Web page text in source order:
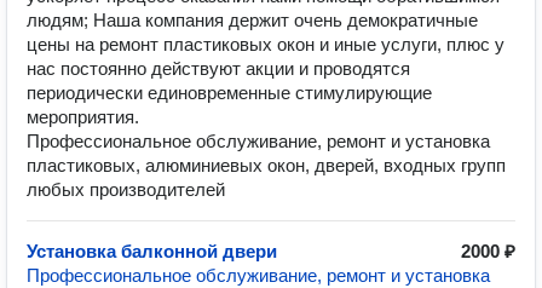
людям; Наша компания держит очень демократичные
цены на ремонт пластиковых окон и иные услуги, плюс у
нас постоянно действуют акции и проводятся
периодически единовременные стимулирующие
мероприятия.
Профессиональное обслуживание, ремонт и установка
пластиковых, алюминиевых окон, дверей, входных групп
любых производителей
Установка балконной двери
2000 ₽
Профессиональное обслуживание, ремонт и установка